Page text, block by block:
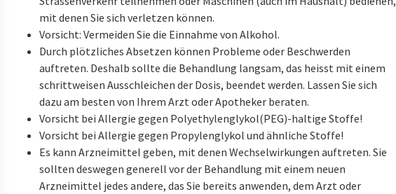
mit denen Sie sich verletzen können.
Vorsicht: Vermeiden Sie die Einnahme von Alkohol.
Durch plötzliches Absetzen können Probleme oder Beschwerden
auftreten. Deshalb sollte die Behandlung langsam, das heisst mit einem
schrittweisen Ausschleichen der Dosis, beendet werden. Lassen Sie sich
dazu am besten von Ihrem Arzt oder Apotheker beraten.
Vorsicht bei Allergie gegen Polyethylenglykol(PEG)-haltige Stoffe!
Vorsicht bei Allergie gegen Propylenglykol und ähnliche Stoffe!
Es kann Arzneimittel geben, mit denen Wechselwirkungen auftreten. Sie
sollten deswegen generell vor der Behandlung mit einem neuen
Arzneimittel jedes andere, das Sie bereits anwenden, dem Arzt oder